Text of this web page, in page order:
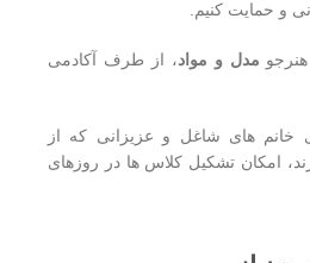
و حمایت کنیم.
مدل و مواد، از طرف آکادمی
خانم های شاغل و عزیزانی که از
امکان تشکیل کلاس ها در روزهای